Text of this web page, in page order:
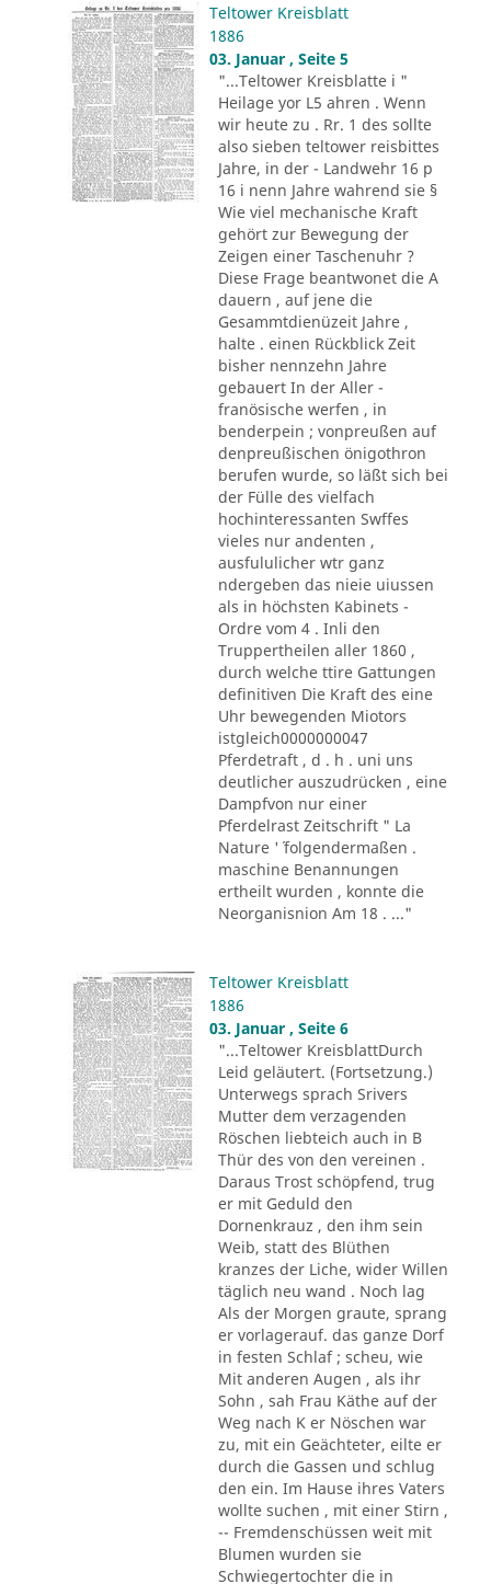
Teltower Kreisblatt
1886
03. Januar , Seite 5
"...Teltower Kreisblatte i "
Heilage yor L5 ahren . Wenn
wir heute zu . Rr. 1 des sollte
also sieben teltower reisbittes
Jahre, in der - Landwehr 16 p
16 i nenn Jahre wahrend sie §
Wie viel mechanische Kraft
gehört zur Bewegung der
Zeigen einer Taschenuhr ?
Diese Frage beantwonet die A
dauern , auf jene die
Gesammtdienüzeit Jahre ,
halte . einen Rückblick Zeit
bisher nennzehn Jahre
gebauert In der Aller -
franösische werfen , in
benderpein ; vonpreußen auf
denpreußischen önigothron
berufen wurde, so läßt sich bei
der Fülle des vielfach
hochinteressanten Swffes
vieles nur andenten ,
ausfululicher wtr ganz
ndergeben das nieie uiussen
als in höchsten Kabinets -
Ordre vom 4 . Inli den
Truppertheilen aller 1860 ,
durch welche ttire Gattungen
definitiven Die Kraft des eine
Uhr bewegenden Miotors
istgleich0000000047
Pferdetraft , d . h . uni uns
deutlicher auszudrücken , eine
Dampfvon nur einer
Pferdelrast Zeitschrift " La
Nature '´ folgendermaßen .
maschine Benannungen
ertheilt wurden , konnte die
Neorganisnion Am 18 . ..."
Teltower Kreisblatt
1886
03. Januar , Seite 6
"...Teltower KreisblattDurch
Leid geläutert. (Fortsetzung.)
Unterwegs sprach Srivers
Mutter dem verzagenden
Röschen liebteich auch in B
Thür des von den vereinen .
Daraus Trost schöpfend, trug
er mit Geduld den
Dornenkrauz , den ihm sein
Weib, statt des Blüthen
kranzes der Liche, wider Willen
täglich neu wand . Noch lag
Als der Morgen graute, sprang
er vorlagerauf. das ganze Dorf
in festen Schlaf ; scheu, wie
Mit anderen Augen , als ihr
Sohn , sah Frau Käthe auf der
Weg nach K er Nöschen war
zu, mit ein Geächteter, eilte er
durch die Gassen und schlug
den ein. Im Hause ihres Vaters
wollte suchen , mit einer Stirn ,
-- Fremdenschüssen weit mit
Blumen wurden sie
Schwiegertochter die in